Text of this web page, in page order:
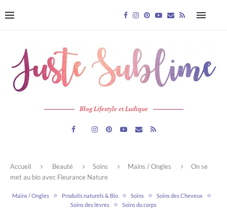
Blog Lifestyle et Ludique
Accueil Beauté Soins Mains / Ongles
On se
met au bio avec Fleurance Nature
Mains / Ongles Produits naturels & Bio Soins
Soins des Cheveux
Soins des lèvres
Soins du corps